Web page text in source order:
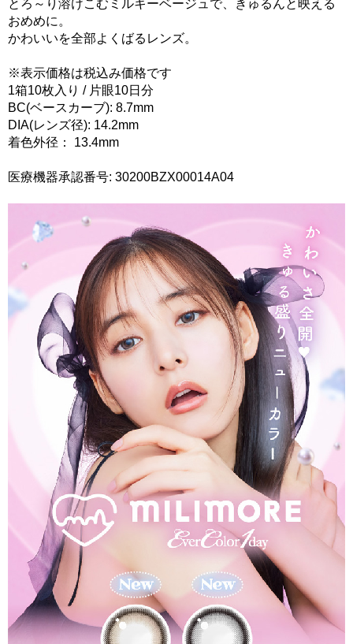
とろ～り溶けこむミルキーベージュで、きゅるんと映える
おめめに。
かわいいを全部よくばるレンズ。
※表示価格は税込み価格です
1箱10枚入り / 片眼10日分
BC(ベースカーブ): 8.7mm
DIA(レンズ径): 14.2mm
着色外径： 13.4mm
医療機器承認番号: 30200BZX00014A04